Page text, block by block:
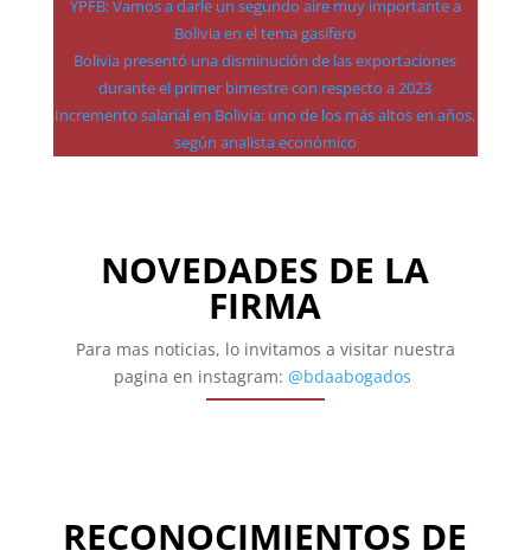
YPFB: Vamos a darle un segundo aire muy importante a
Bolivia en el tema gasífero
Bolivia presentó una disminución de las exportaciones
durante el primer bimestre con respecto a 2023
Incremento salarial en Bolivia: uno de los más altos en años,
según analista económico
NOVEDADES DE LA
FIRMA
Para mas noticias, lo invitamos a visitar nuestra
pagina en instagram:@bdaabogados
RECONOCIMIENTOS DE